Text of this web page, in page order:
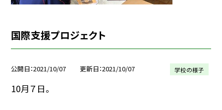
国際支援プロジェクト
公開日 2021/10/07 更新日 2021/10/07 学校の様子
10月７日。